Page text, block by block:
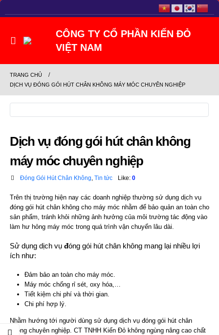
TRANG CHỦ
DỊCH VỤ ĐÓNG GÓI HÚT CHÂN KHÔNG MÁY MÓC CHUYÊN NGHIỆP
Dịch vụ đóng gói hút chân không
máy móc chuyên nghiệp
Đóng Gói Hút Chân Không Tin tức Like: 0
Trên thị trường hiện nay các doanh nghiệp thường sử dụng dịch vụ
đóng gói hút chân không cho máy móc nhằm để bảo quản an toàn cho
sản phẩm, tránh khỏi những ảnh hưởng của môi trường tác động vào
làm hư hỏng máy móc trong quá trình vận chuyển lâu dài.
Sử dụng dịch vụ đóng gói hút chân không mang lại nhiều lợi
ích như:
Đảm bảo an toàn cho máy móc.
Máy móc chống rỉ sét, oxy hóa,…
Tiết kiệm chi phí và thời gian.
Chi phí hợp lý.
Nhằm hướng tới người dùng sử dụng dịch vụ đóng gói hút chân
không chuyên nghiệp. CT TNHH Kiến Đỏ không ngùng nâng cao chất